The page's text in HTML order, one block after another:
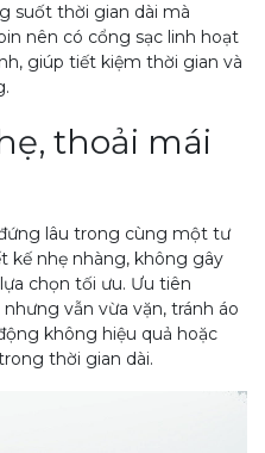
suốt thời gian dài mà
nên có cổng sạc linh hoạt
giúp tiết kiệm thời gian và
thoải mái
lâu trong cùng một tư
kế nhẹ nhàng, không gây
chọn tối ưu. Ưu tiên
vẫn vừa vặn, tránh áo
không hiệu quả hoặc
thời gian dài.